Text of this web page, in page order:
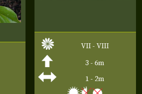
VII - VIII
3 - 6m
1 - 2m